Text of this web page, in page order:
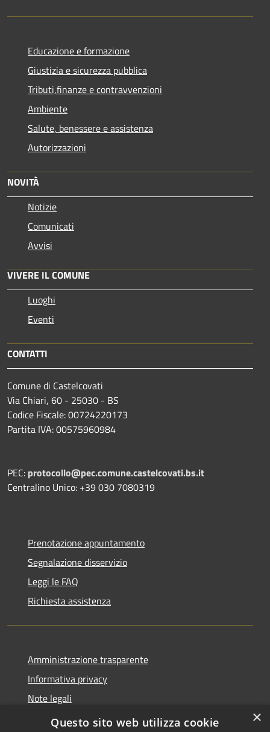
Educazione e formazione
Giustizia e sicurezza pubblica
Tributi,finanze e contravvenzioni
Ambiente
Salute, benessere e assistenza
Autorizzazioni
NOVITÀ
Notizie
Comunicati
Avvisi
VIVERE IL COMUNE
Luoghi
Eventi
CONTATTI
Comune di Castelcovati
Via Chiari, 60 - 25030 - BS
Codice Fiscale: 00724220173
Partita IVA: 00575960984
PEC: protocollo@pec.comune.castelcovati.bs.it
Centralino Unico: +39 030 7080319
Prenotazione appuntamento
Segnalazione disservizio
Leggi le FAQ
Richiesta assistenza
Amministrazione trasparente
Informativa privacy
Note legali
Dichiarazione di accessibilità
×
Questo sito web utilizza cookie